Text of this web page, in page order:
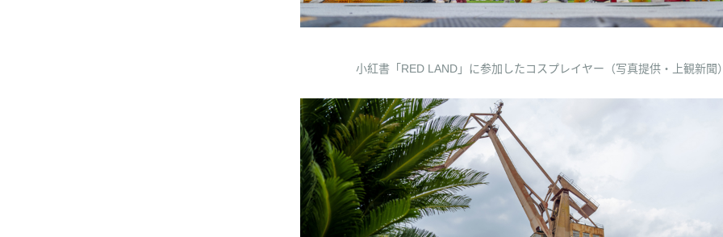
小紅書「RED LAND」に参加したコスプレイヤー（写真提供・上観新聞